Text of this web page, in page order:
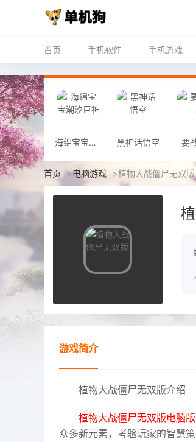
首页 手机软件 手机游戏
海绵宝宝潮汐巨神 黑神话悟空 要
首页 >电脑游戏 >植物大战僵尸无双版
游戏简介
植物大战僵尸无双版介绍
植物大战僵尸无双版电脑版
众多新元素，考验玩家的智慧